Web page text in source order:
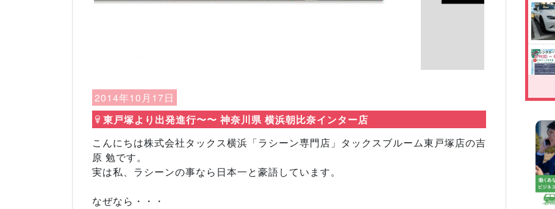
2014年10月17日
東戸塚より出発進行〜〜 神奈川県 横浜朝比奈インター店
こんにちは株式会社タックス横浜「ラシーン専門店」タックスブルーム東戸塚店の吉
原 勉です。
実は私、ラシーンの事なら日本一と豪語しています。
なぜなら・・・